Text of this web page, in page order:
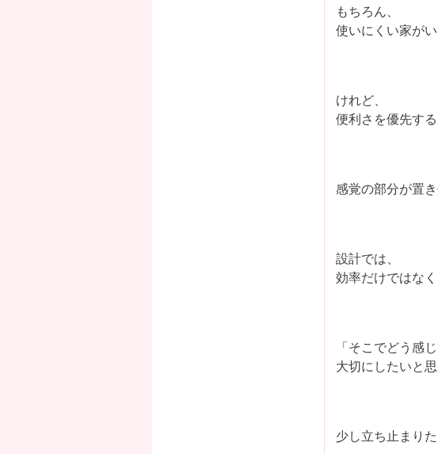
もちろん、
使いにくい家が
けれど、
便利さを優先する
感覚の部分が置
設計では、
効率だけではなく
「そこでどう感
大切にしたいと思
少し立ち止まりた